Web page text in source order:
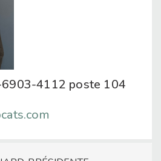
4112 poste 104